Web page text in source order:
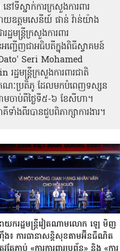
ៅទីស្នាក់ការក្រសួងការពារ
ត្តមសេនីយ៍ ផាន់ វ៉ាន់យ៉ាង
ដ្ឋមន្ត្រីក្រសួងការពារ
ជើញជាអធិបតីក្នុងពិធីស្វាគមន៍
Dato' Seri Mohamed
ឋមន្ត្រីក្រសួងការពារជាតិ
ៈប្រតិភូ ដែលមកបំពេញទស្សន
ាមចាប់ពីថ្ងៃទី៥-៦ ខែសីហា។
ទាំងពីរបានជួបពិភាក្សាការងារ​។
យករដ្ឋមន្ត្រីវៀតណាមលោក ឡេ មិញ
៖ ការធានាសន្តិសុខតាមអ៊ីនធឺណិត